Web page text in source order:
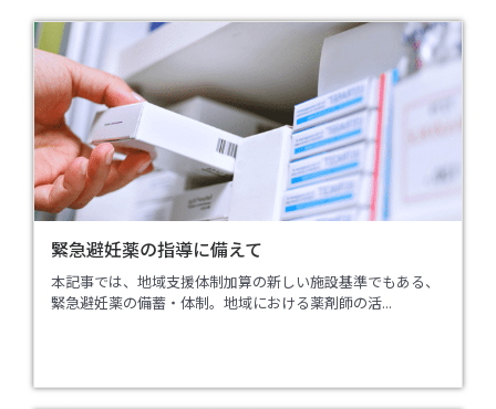
緊急避妊薬の指導に備えて
本記事では、地域支援体制加算の新しい施設基準でもある、
緊急避妊薬の備蓄・体制。地域における薬剤師の活...